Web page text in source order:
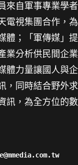
來自軍事專業學
電視集團合作，
體；「軍傳媒」
業分析供民間企
體力量讓國人與
，同時結合野外
訊，為全方位的